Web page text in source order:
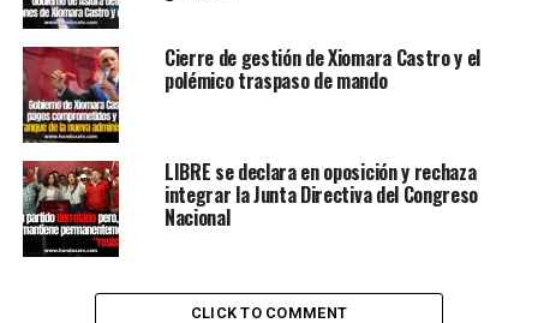
Cierre de gestión de Xiomara Castro y el
polémico traspaso de mando
LIBRE se declara en oposición y rechaza
integrar la Junta Directiva del Congreso
Nacional
CLICK TO COMMENT